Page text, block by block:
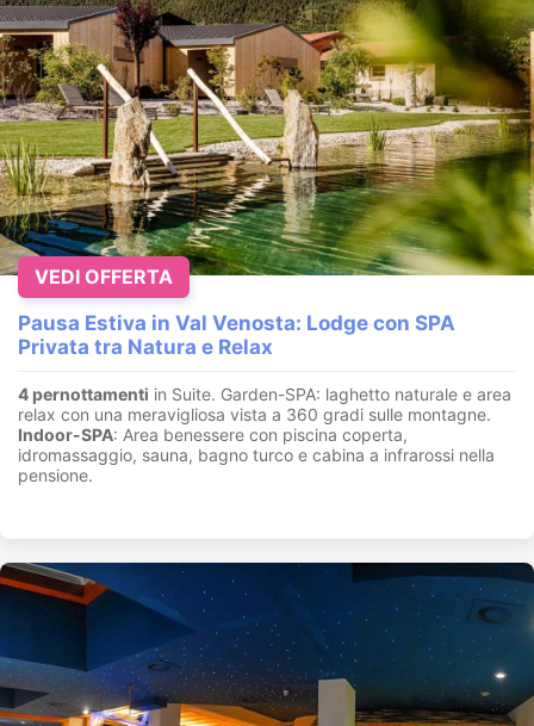
Pausa Estiva in Val Venosta: Lodge con SPA
Privata tra Natura e Relax
4 pernottamenti in Suite. Garden-SPA: laghetto naturale e area
relax con una meravigliosa vista a 360 gradi sulle montagne.
Indoor-SPA: Area benessere con piscina coperta,
idromassaggio, sauna, bagno turco e cabina a infrarossi nella
pensione.
VEDI OFFERTA